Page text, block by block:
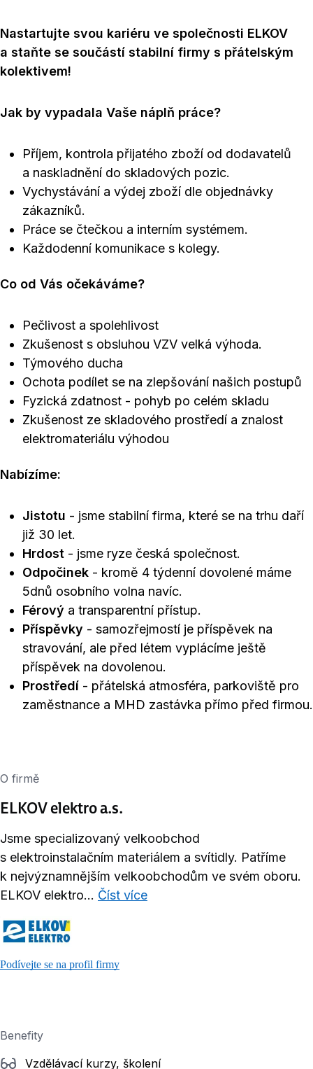
Nastartujte svou kariéru ve společnosti ELKOV
a staňte se součástí stabilní firmy s přátelským
kolektivem!
Jak by vypadala Vaše náplň práce?
Příjem, kontrola přijatého zboží od dodavatelů
a naskladnění do skladových pozic.
Vychystávání a výdej zboží dle objednávky
zákazníků.
Práce se čtečkou a interním systémem.
Každodenní komunikace s kolegy.
Co od Vás očekáváme?
Pečlivost a spolehlivost
Zkušenost s obsluhou VZV velká výhoda.
Týmového ducha
Ochota podílet se na zlepšování našich postupů
Fyzická zdatnost - pohyb po celém skladu
Zkušenost ze skladového prostředí a znalost
elektromateriálu výhodou
Nabízíme:
Jistotu - jsme stabilní firma, které se na trhu daří
již 30 let.
Hrdost - jsme ryze česká společnost.
Odpočinek - kromě 4 týdenní dovolené máme
5dnů osobního volna navíc.
Férový a transparentní přístup.
Příspěvky - samozřejmostí je příspěvek na
stravování, ale před létem vyplácíme ještě
příspěvek na dovolenou.
Prostředí - přátelská atmosféra, parkoviště pro
zaměstnance a MHD zastávka přímo před firmou.
O firmě
ELKOV elektro a.s.
Jsme specializovaný velkoobchod
s elektroinstalačním materiálem a svítidly. Patříme
k nejvýznamnějším velkoobchodům ve svém oboru.
ELKOV elektro... Číst více
Podívejte se na profil firmy
Benefity
Vzdělávací kurzy, školení